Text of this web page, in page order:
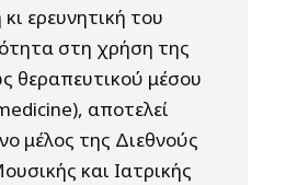
κι ερευνητική του
στη χρήση της
θεραπευτικού μέσου
αποτελεί
μέλος της Διεθνούς
και Ιατρικής